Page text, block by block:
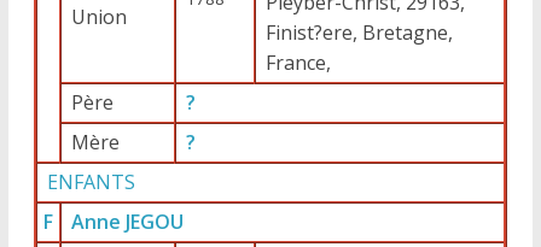
Union
Finist?ere, Bretagne,
France,
Père
?
Mère
?
ENFANTS
F
Anne JEGOU